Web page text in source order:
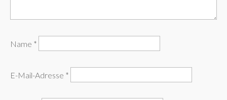
Name *
E-Mail-Adresse *